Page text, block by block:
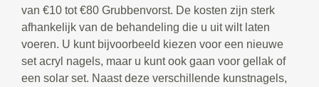
van €10 tot €80 Grubbenvorst. De kosten zijn sterk
afhankelijk van de behandeling die u uit wilt laten
voeren. U kunt bijvoorbeeld kiezen voor een nieuwe
set acryl nagels, maar u kunt ook gaan voor gellak of
een solar set. Naast deze verschillende kunstnagels,